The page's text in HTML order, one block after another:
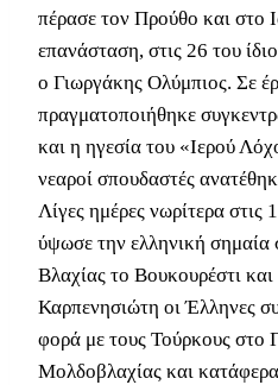
πέρασε τον Προύθο και στο
επανάσταση, στις 26 του
ο Γιωργάκης Ολύμπιος. Σε
πραγματοποιήθηκε
και η ηγεσία του «Ιερού
νεαροί σπουδαστές
Λίγες ημέρες νωρίτερα
ύψωσε την ελληνική σημαία
Βλαχίας το Βουκουρέστι
Καρπενησιώτη οι Έλληνες
φορά με τους Τούρκους στο
Μολδοβλαχίας και